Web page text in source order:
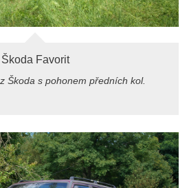
Škoda Favorit
Škoda s pohonem předních kol.